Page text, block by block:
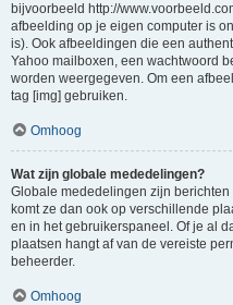
bijvoorbeeld http://
afbeelding op je eigen computer is
is). Ook afbeeldingen die een
Yahoo mailboxen, een wachtwoord
worden weergegeven. Om een
tag [img] gebruiken.
Omhoog
Wat zijn globale mededelingen?
Globale mededelingen zijn
komt ze dan ook op verschillende
en in het gebruikerspaneel. Of je al
plaatsen hangt af van de vereiste
beheerder.
Omhoog